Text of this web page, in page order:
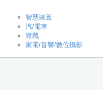
智慧裝置
汽/電車
遊戲
家電/音響/數位攝影